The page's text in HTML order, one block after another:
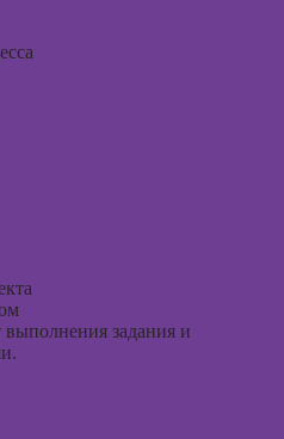
выполнения задания и